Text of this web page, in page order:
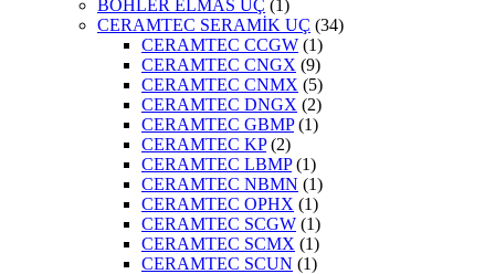
BÖHLER ELMAS UÇ (1)
CERAMTEC SERAMİK UÇ (34)
CERAMTEC CCGW (1)
CERAMTEC CNGX (9)
CERAMTEC CNMX (5)
CERAMTEC DNGX (2)
CERAMTEC GBMP(1)
CERAMTEC KP(2)
CERAMTEC LBMP(1)
CERAMTEC NBMN (1)
CERAMTEC OPHX (1)
CERAMTEC SCGW (1)
CERAMTEC SCMX (1)
CERAMTEC SCUN (1)